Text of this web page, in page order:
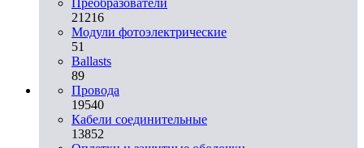
21216
Модули фотоэлектрические
51
Ballasts
89
Провода
19540
Кабели соединительные
13852